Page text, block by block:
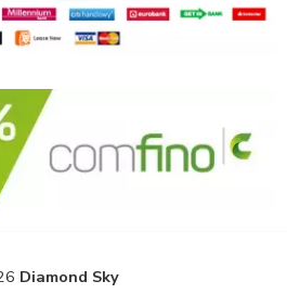
Diamond Sky